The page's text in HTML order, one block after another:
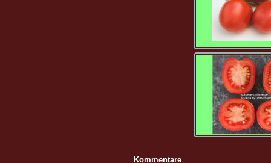
Kommentare